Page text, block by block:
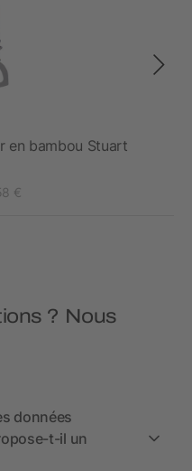
en bambou Stuart
€
? Nous
données
t-il un